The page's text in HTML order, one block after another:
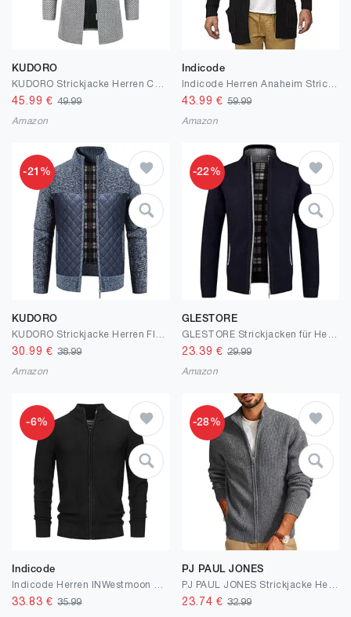
KUDORO
45.99 €49.99
Amazon
Indicode
43.99 € 59.99
Amazon
-21%
KUDORO
30.99 €38.99
Amazon
-22%
GLESTORE
23.39 € 29.99
Amazon
-6%
Indicode
33.83 €35.99
-28%
PJ PAUL JONES
23.74 € 32.99